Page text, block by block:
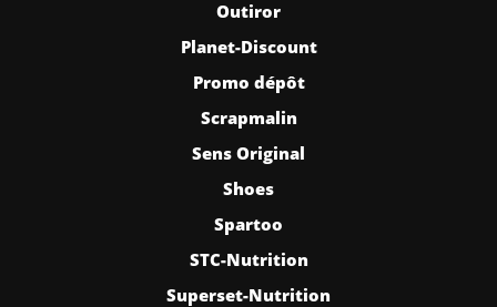
Outiror
Planet-Discount
Promo dépôt
Scrapmalin
Sens Original
Shoes
Spartoo
STC-Nutrition
Superset-Nutrition